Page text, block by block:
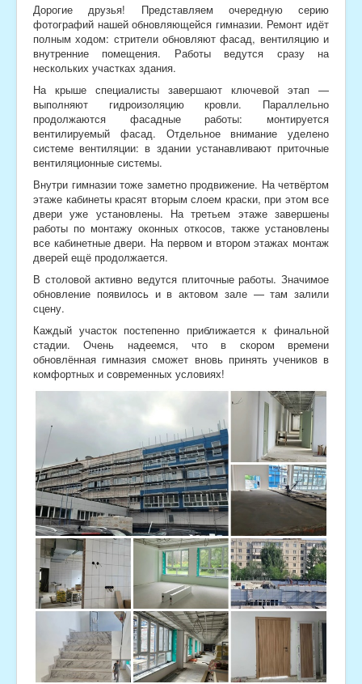
Дорогие друзья! Представляем очередную серию
фотографий нашей обновляющейся гимназии. Ремонт идёт
полным ходом: стрители обновляют фасад, вентиляцию и
внутренние помещения. Работы ведутся сразу на
нескольких участках здания.
На крыше специалисты завершают ключевой этап —
выполняют гидроизоляцию кровли. Параллельно
продолжаются фасадные работы: монтируется
вентилируемый фасад. Отдельное внимание уделено
системе вентиляции: в здании устанавливают приточные
вентиляционные системы.
Внутри гимназии тоже заметно продвижение. На четвёртом
этаже кабинеты красят вторым слоем краски, при этом все
двери уже установлены. На третьем этаже завершены
работы по монтажу оконных откосов, также установлены
все кабинетные двери. На первом и втором этажах монтаж
дверей ещё продолжается.
В столовой активно ведутся плиточные работы. Значимое
обновление появилось и в актовом зале — там залили
сцену.
Каждый участок постепенно приближается к финальной
стадии. Очень надеемся, что в скором времени
обновлённая гимназия сможет вновь принять учеников в
комфортных и современных условиях!